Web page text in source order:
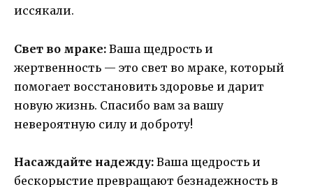
иссякали.
Свет во мраке: Ваша щедрость и
жертвенность — это свет во мраке, который
помогает восстановить здоровье и дарит
новую жизнь. Спасибо вам за вашу
невероятную силу и доброту!
Насаждайте надежду: Ваша щедрость и
бескорыстие превращают безнадежность в